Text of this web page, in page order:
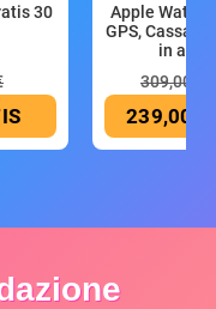
30
Apple Watch
GPS, Cassa
in all
309,00 €
239,00 €